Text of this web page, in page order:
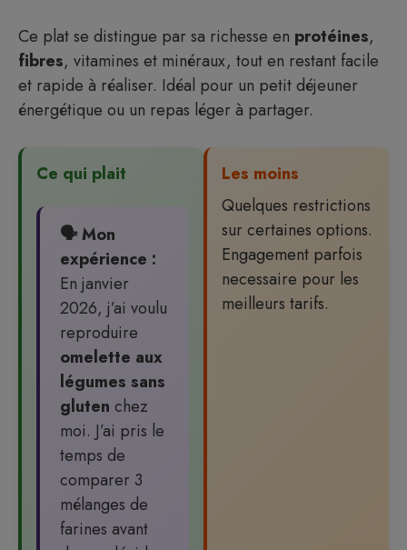
Ce plat se distingue par sa richesse en protéines,
fibres, vitamines et minéraux, tout en restant facile
et rapide à réaliser. Idéal pour un petit déjeuner
énergétique ou un repas léger à partager.
Ce qui plait
🗣️ Mon
expérience :
En janvier
2026, j’ai voulu
reproduire
omelette aux
légumes sans
gluten chez
moi. J’ai pris le
temps de
comparer 3
mélanges de
farines avant
Les moins
Quelques restrictions
sur certaines options.
Engagement parfois
necessaire pour les
meilleurs tarifs.